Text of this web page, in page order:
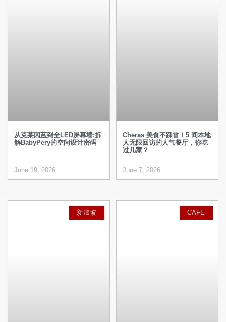
从克莱因蓝到全LED屏幕墙:拆
解BabyPery的空间设计密码
June 19, 2026
Cheras 美食不踩雷！5 间本地
人无限回访的人气餐厅，你吃
过几家？
June 7, 2026
新加坡 CAFE